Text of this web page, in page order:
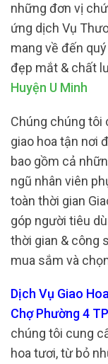
những đơn vị
ứng dịch Vụ
mang về đến
đẹp mắt & chất
Huyện U Minh
Chúng chúng tôi
giao hoa tận nơi
bao gồm cả
ngũ nhân viên
toàn thời gian
góp người tiêu
thời gian & công
mua sắm và
Dịch Vụ Giao
Chợ Phường 4
chúng tôi cung
hoa tươi, từ bỏ